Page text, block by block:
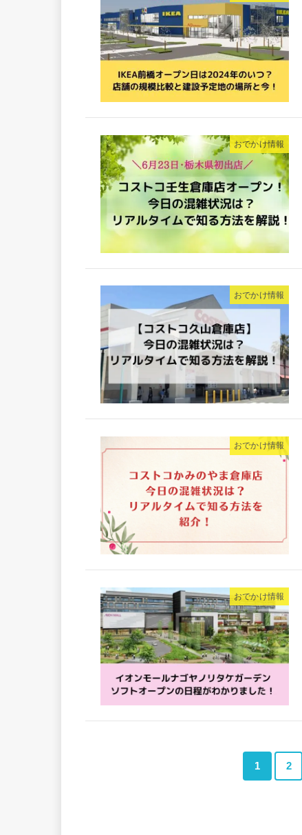
おでかけ情報
おでかけ情報
おでかけ情報
おでかけ情報
1 2